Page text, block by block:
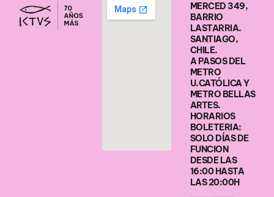
MERCED 349,
BARRIO
LASTARRIA.
SANTIAGO,
CHILE.
A PASOS DEL
METRO
U.CATÓLICA Y
METRO BELLAS
ARTES.
HORARIOS
BOLETERIA:
SOLO DÍAS DE
FUNCION
DESDE LAS
16:00 HASTA
LAS 20:00H